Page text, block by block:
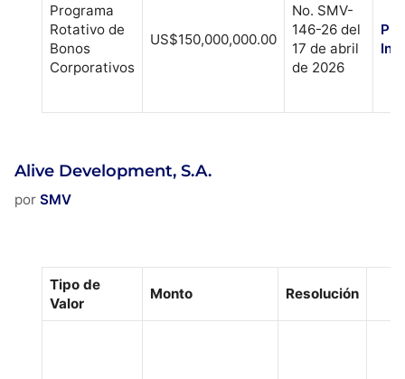
Programa
Rotativo de
Bonos
Corporativos
US$150,000,000.00
No. SMV-
146-26 del
17 de abril
de 2026
Alive Development, S.A.
por SMV
Tipo de
Valor
Monto Resolución